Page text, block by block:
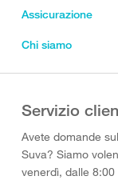
Assicurazione
Chi siamo
Servizio
Avete domande
Suva? Siamo
venerdì, dalle 8:00